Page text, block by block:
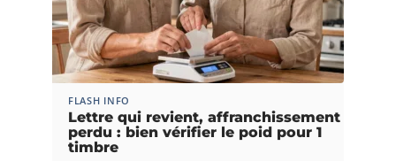
FLASH INFO
Lettre qui revient, affranchissement
perdu : bien vérifier le poid pour 1
timbre